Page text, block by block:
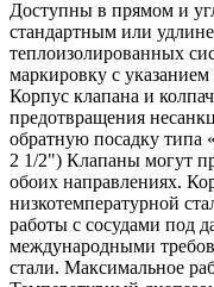
Доступны в прямом и
стандартным или
теплоизолированных
маркировку с
Корпус клапана и
предотвращения
обратную посадку типа
2 1/2") Клапаны могут
обоих направлениях.
низкотемпературной
работы с сосудами под
международными
стали. Максимальное